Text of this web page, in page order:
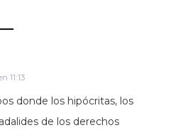
11:13
donde los hipócritas, los
de los derechos